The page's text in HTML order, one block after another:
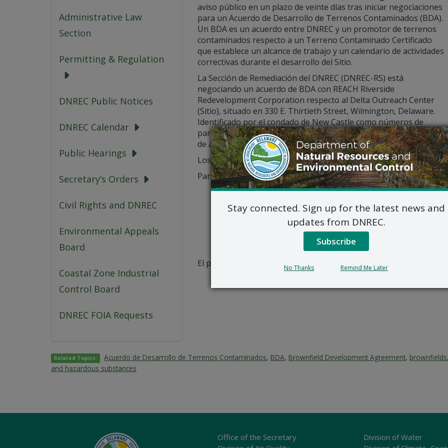
Administrative Law
Section
Permitting & Regulation
DNREC Public Notices
DNREC Calendar
Public Hearings
Secretary’s Orders
Civil Rights and DNREC
Environmental Appeals
Board
Coastal Zone Industrial
Control Board
DNREC FOIA Requests
aviso público en un plazo de veinte días tras iniciar negociaciones
para un Acuerdo de Desarrollo de Terrenos Contaminados (BDA).
Un BDA es un acuerdo entre DNREC y un promotor de terrenos
contaminados respecto a un Terreno Contaminado Certificado
que establece un alcance de trabajo y un calendario de actividades
correctivas durante el desarrollo del Sitio.
La Sección de Remediación del DNREC (DNREC-RS) está
negociando un acuerdo de BDA con REACH Riverside
Redevelopment Corporation respecto al Delta Outreach Center
(Sitio), situado en 330 E. Thirtieth Street, Wilmington, Delaware.
Identificado por el condado de New Castle como números de
parcela fiscal 26-023.00-031, el sitio pudo haber sufrido una
de actividades históricas en el lugar.
Los detalles del BDA están disponibles en línea en
Para más información, por favor contacte con:
Brenda Haire, Jefe de
DNREC – División de Residuos y
Sección de
391 Lukens Drive, New
El periodo de comentarios termina al cierre de la jornada laboral
Related Topics: Acuerdo de Desarrollo de Terrenos Contaminados, BDA, Brownfield Development Agreement, brownfields
and hazardous substances
Office of the Secretary
Division of Water
Stay connected. Sign up for the latest news and
updates from DNREC.
Subscribe
No Thanks Remind Me Later